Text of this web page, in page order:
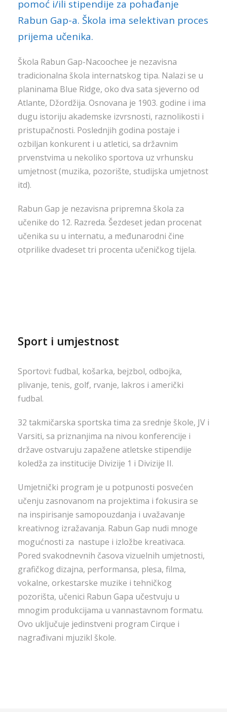
pomoć i/ili stipendije za pohađanje
Rabun Gap-a. Škola ima selektivan proces
prijema učenika.
Škola Rabun Gap-Nacoochee je nezavisna
tradicionalna škola internatskog tipa. Nalazi se u
planinama Blue Ridge, oko dva sata sjeverno od
Atlante, Džordžija. Osnovana je 1903. godine i ima
dugu istoriju akademske izvrsnosti, raznolikosti i
pristupačnosti. Poslednjih godina postaje i
ozbiljan konkurent i u atletici, sa državnim
prvenstvima u nekoliko sportova uz vrhunsku
umjetnost (muzika, pozorište, studijska umjetnost
itd).
Rabun Gap je nezavisna pripremna škola za
učenike do 12. Razreda. Šezdeset jedan procenat
učenika su u internatu, a međunarodni čine
otprilike dvadeset tri procenta učeničkog tijela.
Sport i umjestnost
Sportovi: fudbal, košarka, bejzbol, odbojka,
plivanje, tenis, golf, rvanje, lakros i američki
fudbal.
32 takmičarska sportska tima za srednje škole, JV i
Varsiti, sa priznanjima na nivou konferencije i
države ostvaruju zapažene atletske stipendije
koledža za institucije Divizije 1 i Divizije II.
Umjetnički program je u potpunosti posvećen
učenju zasnovanom na projektima i fokusira se
na inspirisanje samopouzdanja i uvažavanje
kreativnog izražavanja. Rabun Gap nudi mnoge
mogućnosti za nastupe i izložbe kreativaca.
Pored svakodnevnih časova vizuelnih umjetnosti,
grafičkog dizajna, performansa, plesa, filma,
vokalne, orkestarske muzike i tehničkog
pozorišta, učenici Rabun Gapa učestvuju u
mnogim produkcijama u vannastavnom formatu.
Ovo uključuje jedinstveni program Cirque i
nagrađivani mjuzikl škole.